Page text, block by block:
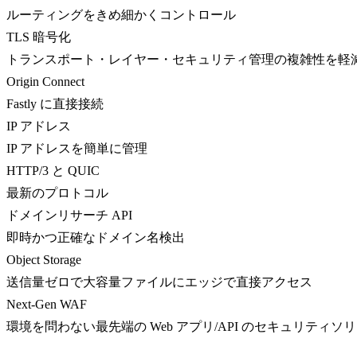
ルーティングをきめ細かくコントロール
TLS 暗号化
トランスポート・レイヤー・セキュリティ管理の複雑性を軽
Origin Connect
Fastly に直接接続
IP アドレス
IP アドレスを簡単に管理
HTTP/3 と QUIC
最新のプロトコル
ドメインリサーチ API
即時かつ正確なドメイン名検出
Object Storage
送信量ゼロで大容量ファイルにエッジで直接アクセス
Next-Gen WAF
環境を問わない最先端の Web アプリ/API のセキュリティソ